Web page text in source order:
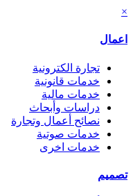
×
اعمال
تجارة الكترونية
خدمات قانونية
خدمات مالية
دراسات وأبحاث
نصائح أعمال وتجارة
خدمات صوتية
خدمات اخرى
تصميم